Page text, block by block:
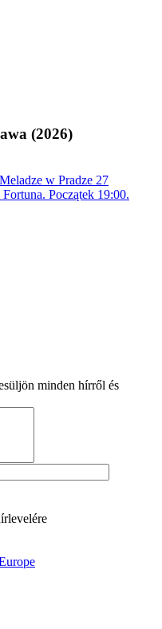
(2026)
w Pradze 27
Początek 19:00.
minden hírről és